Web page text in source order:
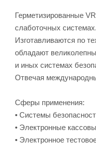
Герметизированные
слаботочных системах.
Изготавливаются по
обладают
и иных системах
Отвечая
Cферы применения:
• Системы
• Электронные
• Электронное